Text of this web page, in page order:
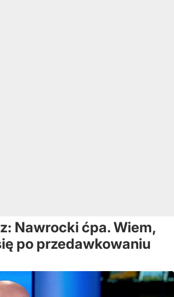
Nawrocki ćpa. Wiem,
po przedawkowaniu